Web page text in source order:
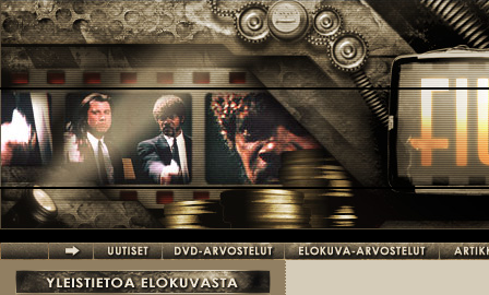
Hyppää pääsisältöön